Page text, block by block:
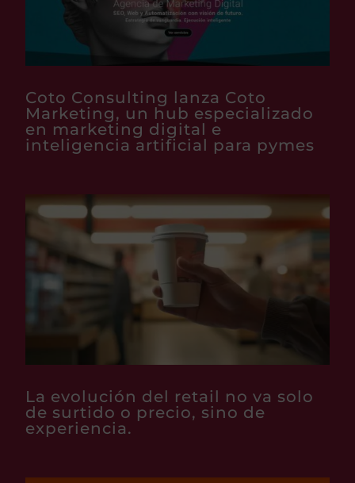
Coto Consulting lanza Coto
Marketing, un hub especializado
en marketing digital e
inteligencia artificial para pymes
La evolución del retail no va solo
de surtido o precio, sino de
experiencia.